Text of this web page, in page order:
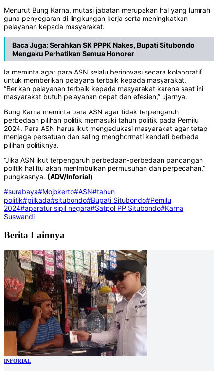
Menurut Bung Karna, mutasi jabatan merupakan hal yang lumrah
guna penyegaran di lingkungan kerja serta meningkatkan
pelayanan kepada masyarakat.
Baca Juga:Serahkan SK PPPK Nakes, Bupati Situbondo
Mengaku Perhatikan Semua Honorer
Ia meminta agar para ASN selalu berinovasi secara kolaboratif
untuk memberikan pelayana terbaik kepada masyarakat.
“Berikan pelayanan terbaik kepada masyarakat karena saat ini
masyarakat butuh pelayanan cepat dan efesien,” ujarnya.
Bung Karna meminta para ASN agar tidak terpengaruh
perbedaan pilihan politik memasuki tahun politik pada Pemilu
2024. Para ASN harus ikut mengedukasi masyarakat agar tetap
menjaga persatuan dan saling menghormati kendati berbeda
pilihan politiknya.
“Jika ASN ikut terpengaruh perbedaan-perbedaan pandangan
politik hal itu akan menimbulkan permusuhan dan perpecahan,”
pungkasnya. (ADV/Inforial)
#surabaya#Mojokerto#ASN#tahun
politik#pilkada#situbondo#Bupati Situbondo#Pemilu
2024#aparatur sipil negara#Satpol PP Situbondo#Karna
Suswandi
Berita Lainnya
INFORIAL